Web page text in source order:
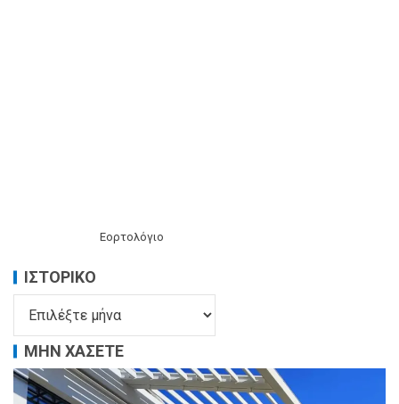
Εορτολόγιο
ΙΣΤΟΡΙΚΌ
ΜΗΝ ΧΑΣΕΤΕ